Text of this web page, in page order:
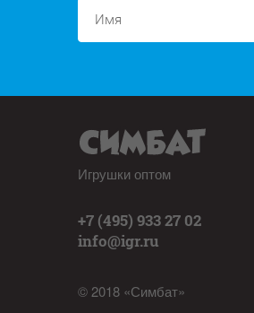
Игрушки оптом
+7 (495) 933 27 02
info@igr.ru
© 2018 «Симбат»